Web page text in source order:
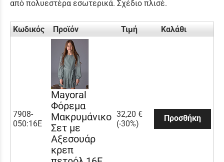
από πολυεστέρα εσωτερικά. Σχέδιο πλισέ.
Κωδικός Προϊόν Τιμή Καλάθι
7908-
050:16Ε
Mayoral
Φόρεμα
Μακρυμάνικο
Σετ με
Αξεσουάρ
κρεπ
32,20 €
(-30%)
Προσθήκη